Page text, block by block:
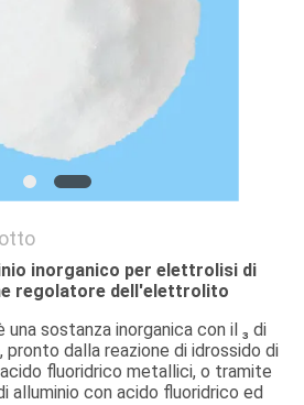
inorganico per elettrolisi di
regolatore dell'elettrolito
una sostanza inorganica con il ₃ di
pronto dalla reazione di idrossido di
fluoridrico metallici, o tramite
alluminio con acido fluoridrico ed